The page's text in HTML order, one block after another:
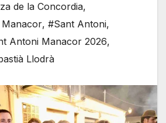
de la Concordia,
, #Sant Antoni,
Antoni Manacor 2026,
Llodrà